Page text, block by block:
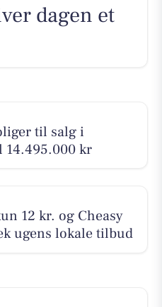
dagen et
til salg i
14.495.000 kr
12 kr. og Cheasy
ugens lokale tilbud